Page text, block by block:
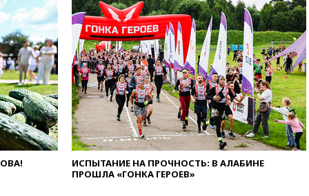
400 БПЛА над российскими
регионами
08:16 Лукашенко призвал
белорусов покупать избы в
селах
07:30Нигерия стала
крупнейшим поставщиком
авиатоплива в Европу
06:30США и Колумбия
обсуждают координацию
усилий против наркотрафика
05:30ВМС Испании усилили
ИСПЫТАНИЕ НА ПРОЧНОСТЬ: В АЛАБИНЕ
ПРОШЛА «ГОНКА ГЕРОЕВ»